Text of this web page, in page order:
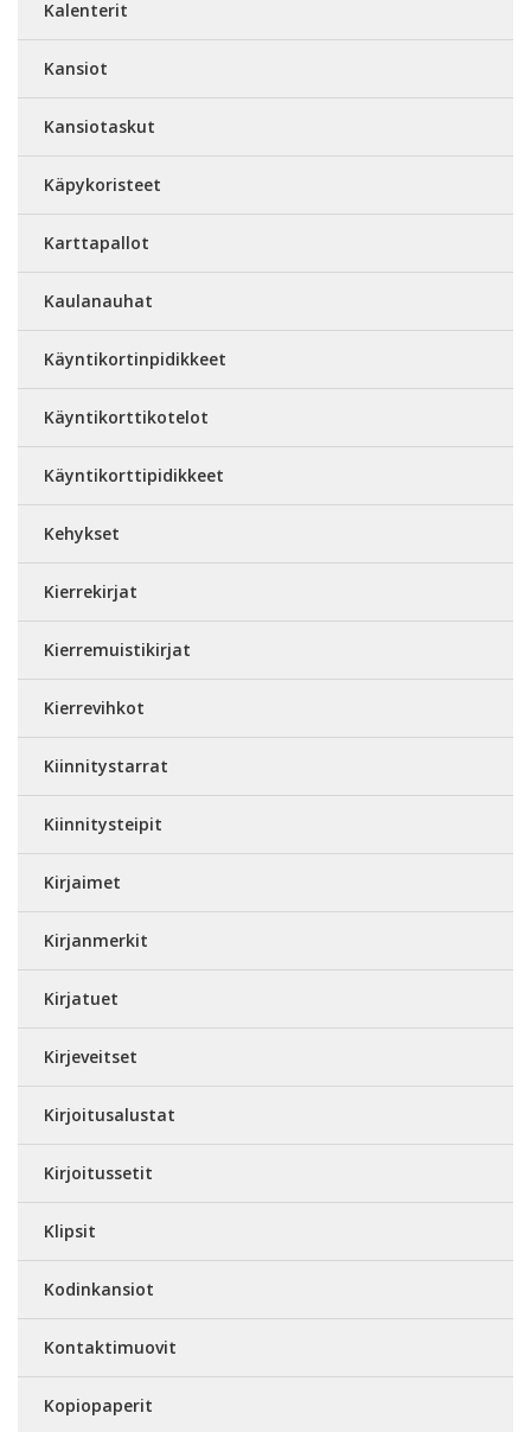
Kalenterit
Kansiot
Kansiotaskut
Käpykoristeet
Karttapallot
Kaulanauhat
Käyntikortinpidikkeet
Käyntikorttikotelot
Käyntikorttipidikkeet
Kehykset
Kierrekirjat
Kierremuistikirjat
Kierrevihkot
Kiinnitystarrat
Kiinnitysteipit
Kirjaimet
Kirjanmerkit
Kirjatuet
Kirjeveitset
Kirjoitusalustat
Kirjoitussetit
Klipsit
Kodinkansiot
Kontaktimuovit
Kopiopaperit